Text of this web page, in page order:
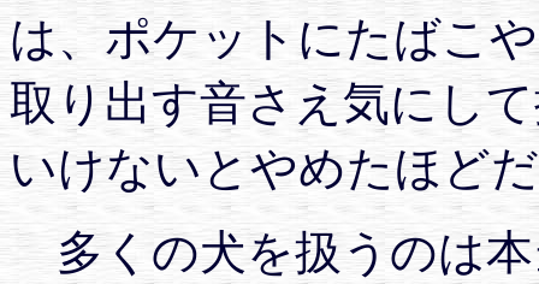
は、ポケットにたばこ
取り出す音さえ気にし
いけないとやめたほど
多くの犬を扱うのは本